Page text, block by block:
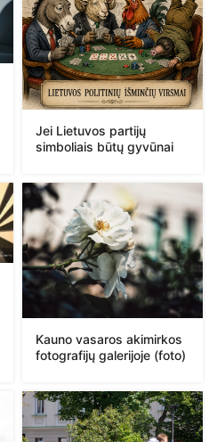
Jei Lietuvos partijų
simboliais būtų gyvūnai
Kauno vasaros akimirkos
fotografijų galerijoje (foto)